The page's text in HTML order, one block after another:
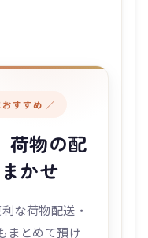
すすめ ／
荷物の配
かせ
な荷物配送・
まとめて預け